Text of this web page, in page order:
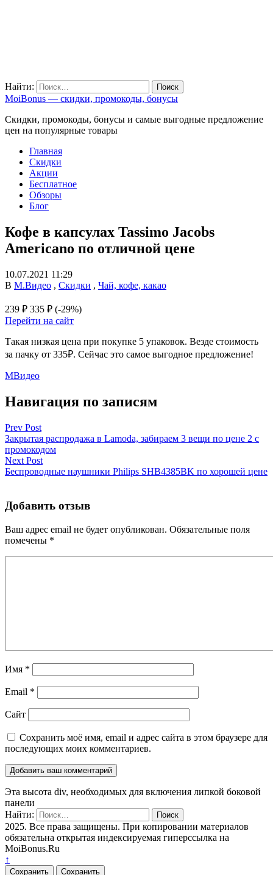
Найти:
MoiBonus — скидки, промокоды, бонусы
Скидки, промокоды, бонусы и самые выгодные предложение
цен на популярные товары
Главная
Скидки
Акции
Бесплатное
Обзоры
Блог
Кофе в капсулах Tassimo Jacobs
Americano по отличной цене
10.07.2021 11:29
В М.Видео , Скидки , Чай, кофе, какао
239 ₽ 335 ₽ (-29%)
Перейти на сайт
Такая низкая цена при покупке 5 упаковок. Везде стоимость
за пачку от 335₽. Сейчас это самое выгодное предложение!
МВидео
Навигация по записям
Prev Post
Закрытая распродажа в Lamoda, забираем 3 вещи по цене 2 с
промокодом
Next Post
Беспроводные наушники Philips SHB4385BK по хорошей цене
Добавить отзыв
Ваш адрес email не будет опубликован. Обязательные поля
помечены *
Имя *
Email *
Сайт
Сохранить моё имя, email и адрес сайта в этом браузере для
последующих моих комментариев.
Эта высота div, необходимых для включения липкой боковой
панели
Найти:
2025. Все права защищены. При копировании материалов
обязательна открытая индексируемая гиперссылка на
MoiBonus.Ru
↑